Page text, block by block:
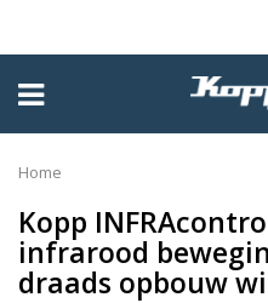
Home
Kopp
infrarood
draads opbouw